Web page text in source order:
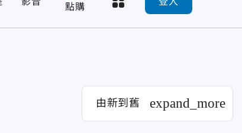
由新到舊 expand_more